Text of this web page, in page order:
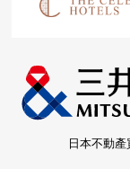
日本不動